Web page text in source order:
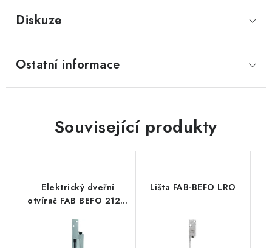
Diskuze
Ostatní informace
Související produkty
Elektrický dveřní
otvírač FAB BEFO 21211
signalizací
Lišta FAB-BEFO LRO